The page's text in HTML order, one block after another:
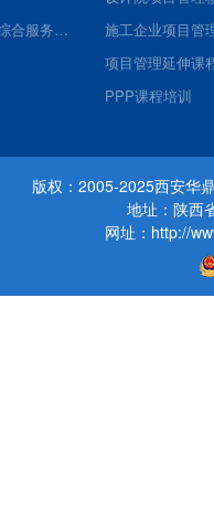
西安市中小企业综合服务平台
施工企业项目管
项目管理延伸课
PPP课程培训
版权：2005-2025西安华
地址：陕西
网址：http://